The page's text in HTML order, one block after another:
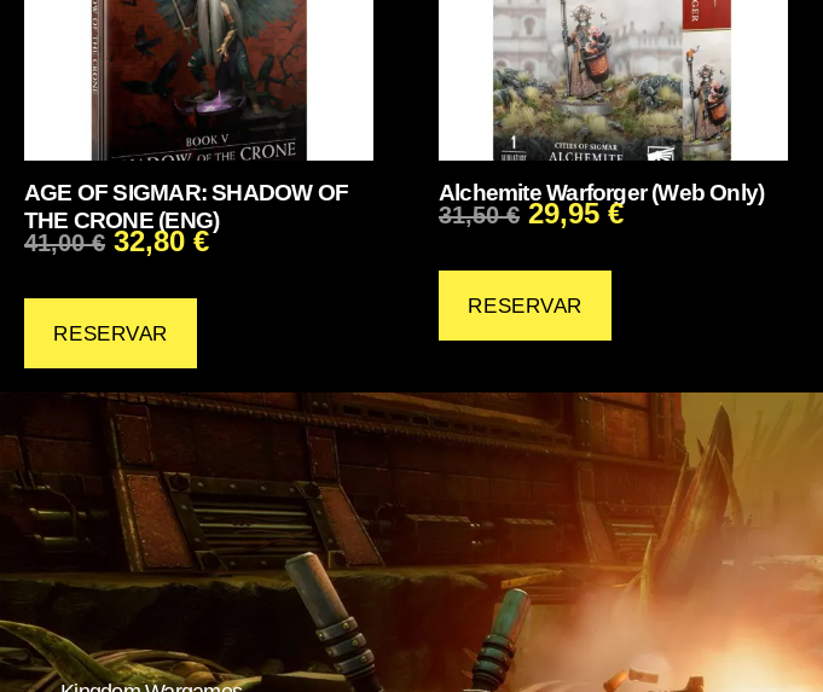
AGE OF SIGMAR: SHADOW OF
THE CRONE (ENG)
41,00€ 32,80 €
RESERVAR
Alchemite Warforger (Web Only)
31,50€ 29,95 €
RESERVAR